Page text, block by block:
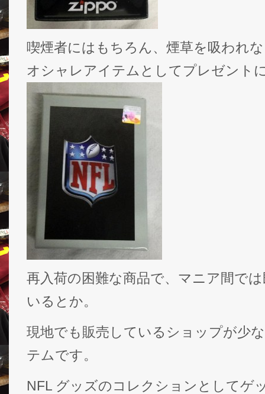
喫煙者にはもちろん、煙草を吸われ
オシャレアイテムとしてプレゼント
再入荷の困難な商品で、マニア間で
いるとか。
現地でも販売しているショップが少
テムです。
NFL グッズのコレクションとしてゲ